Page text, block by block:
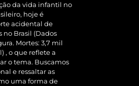
da vida infantil no
hoje é
acidental de
no Brasil (Dados
Mortes: 3,7 mil
, o que reflete a
o tema. Buscamos
e ressaltar as
uma forma de